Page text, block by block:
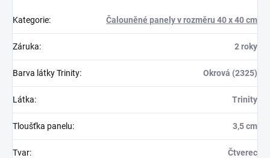
Kategorie: Čalouněné panely v rozměru 40 x 40 cm
Záruka: 2 roky
Barva látky Trinity: Okrová (2325)
Látka: Trinity
Tloušťka panelu: 3,5 cm
Tvar: Čtverec